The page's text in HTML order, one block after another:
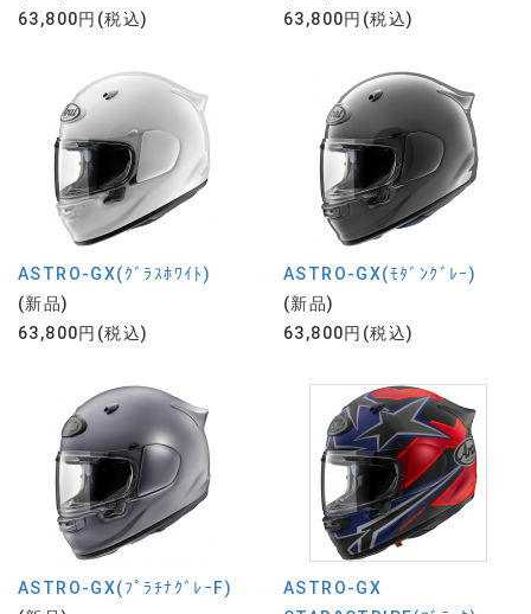
63,800円(税込)
63,800円(税込)
ASTRO-GX(ｸﾞﾗｽﾎﾜｲﾄ)
(新品)
63,800円(税込)
ASTRO-GX(ﾓﾀﾞﾝｸﾞﾚｰ)
(新品)
63,800円(税込)
ASTRO-GX(ﾌﾟﾗﾁﾅｸﾞﾚｰF)
ASTRO-GX